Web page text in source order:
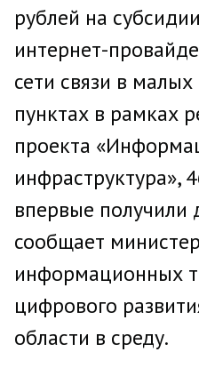
рублей на
интернет-
сети связи в
пунктах в рамках
проекта
инфраструктура»,
впервые получили
сообщает
информационных
цифрового
области в среду.